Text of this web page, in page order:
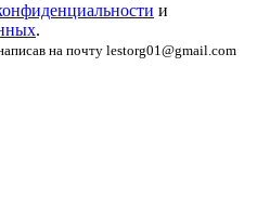
и
.
на почту lestorg01@gmail.com